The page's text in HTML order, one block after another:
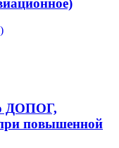
ДОПОГ,
повышенной